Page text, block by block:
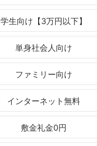
学生向け【3万円以下】
単身社会人向け
ファミリー向け
インターネット無料
敷金礼金0円